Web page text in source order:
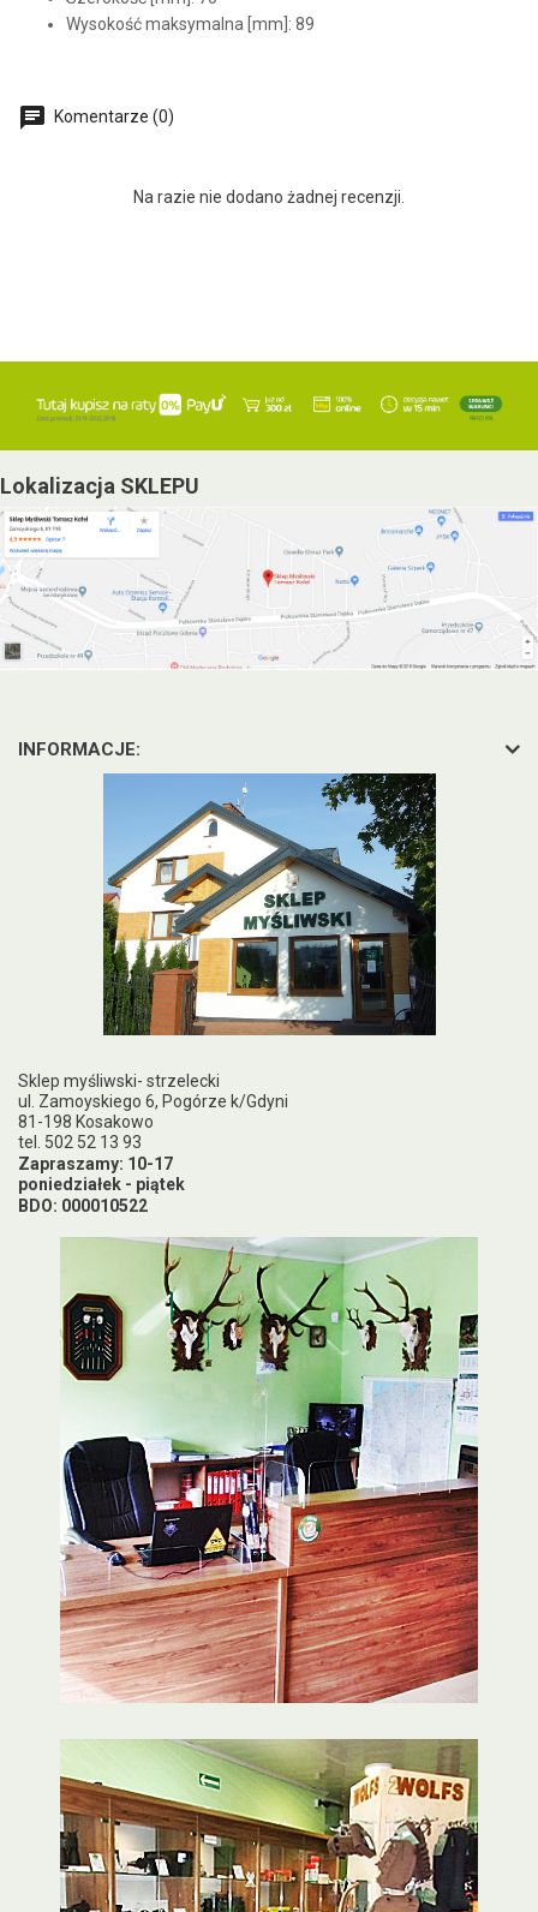
Wysokość maksymalna [mm]: 89
Komentarze (0)
Na razie nie dodano żadnej recenzji.
Lokalizacja SKLEPU
INFORMACJE:
Sklep myśliwski- strzelecki
ul. Zamoyskiego 6, Pogórze k/Gdyni
81-198 Kosakowo
tel. 502 52 13 93
Zapraszamy: 10-17
poniedziałek - piątek
BDO: 000010522